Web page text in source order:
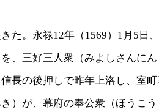
た。永禄12年（1569）1月5日
、三好三人衆（みよしさんに
長の後押しで昨年上洛し、室
）が、幕府の奉公衆（ほうこ